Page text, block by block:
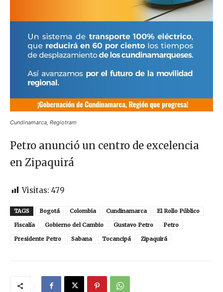
Cundinamarca, Regiotram
Petro anunció un centro de excelencia
en Zipaquirá
Visitas: 479
TAGS Bogotá Colombia Cundinamarca
El Rollo Público
Fiscalía
Gobierno del Cambio Gustavo Petro
Petro
Presidente Petro
Sabana Tocancipá Zipaquirá